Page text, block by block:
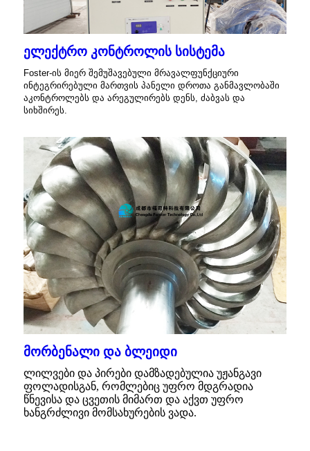
ელექტრო კონტროლის სისტემა
Foster-ის მიერ შემუშავებული მრავალფუნქციური
ინტეგრირებული მართვის პანელი დროთა განმავლობაში
აკონტროლებს და არეგულირებს დენს, ძაბვას და
სიხშირეს.
მორბენალი და ბლეიდი
ლილვები და პირები დამზადებულია უჟანგავი
ფოლადისგან, რომლებიც უფრო მდგრადია
წნევისა და ცვეთის მიმართ და აქვთ უფრო
ხანგრძლივი მომსახურების ვადა.